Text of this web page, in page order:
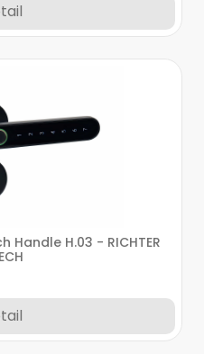
Handle H.03 - RICHTER